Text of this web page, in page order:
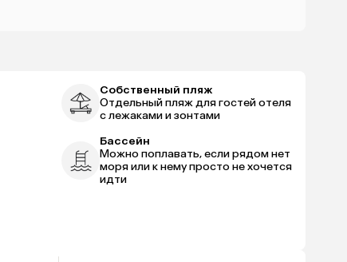
Собственный пляж
Отдельный пляж для гостей отеля
с лежаками и зонтами
Бассейн
Можно поплавать, если рядом нет
моря или к нему просто не хочется
идти